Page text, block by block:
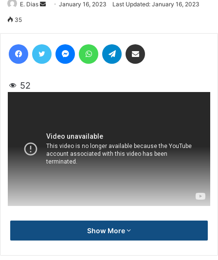
E. Dias
SendJanuary 16, 2023 Last Updated: January 16, 2023
35
52
Show More